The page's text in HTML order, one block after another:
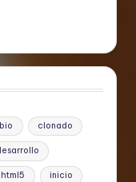
clonado
html5 inicio